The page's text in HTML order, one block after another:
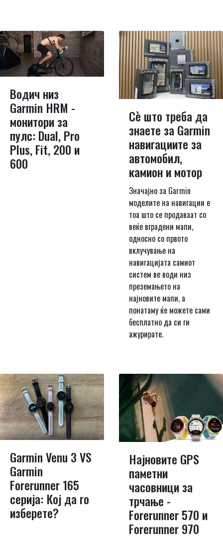
Водич низ
Garmin HRM -
монитори за
пулс: Dual, Pro
Plus, Fit, 200 и
600
Сѐ што треба да
знаете за Garmin
навигациите за
автомобил,
камион и мотор
Значајно за Garmin
моделите на навигации е
тоа што се продаваат со
веќе вградени мапи,
односно со првото
вклучување на
навигацијата самиот
систем ве води низ
преземањето на
најновите мапи, а
понатаму ќе можете сами
бесплатно да си ги
ажурирате.
Garmin Venu 3 VS
Garmin
Forerunner 165
серија: Кој да го
изберете?
Најновите GPS
паметни
часовници за
трчање -
Forerunner 570 и
Forerunner 970